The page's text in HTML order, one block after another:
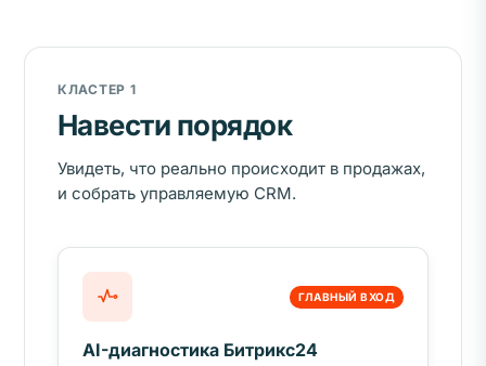
КЛАСТЕР 1
Навести порядок
Увидеть, что реально происходит в продажах,
и собрать управляемую CRM.
ГЛАВНЫЙ ВХОД
AI-диагностика Битрикс24